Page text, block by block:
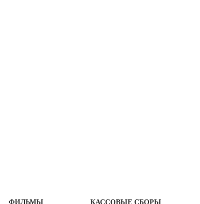
ФИЛЬМЫ КАССОВЫЕ СБОРЫ